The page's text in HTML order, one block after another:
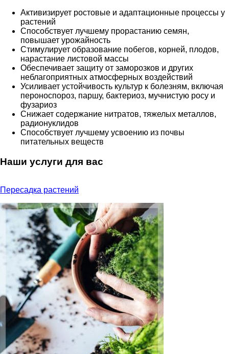
Активизирует ростовые и адаптационные процессы у
растений
Способствует лучшему прорастанию семян,
повышает урожайность
Стимулирует образование побегов, корней, плодов,
нарастание листовой массы
Обеспечивает защиту от заморозков и других
неблагоприятных атмосферных воздействий
Усиливает устойчивость культур к болезням, включая
пероноспороз, паршу, бактериоз, мучнистую росу и
фузариоз
Снижает содержание нитратов, тяжелых металлов,
радионуклидов
Способствует лучшему усвоению из почвы
питательных веществ
Наши услуги для вас
Пересадка растений